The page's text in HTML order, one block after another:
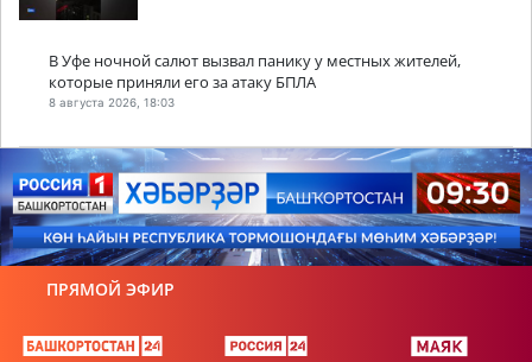
В Уфе ночной салют вызвал панику у местных жителей,
которые приняли его за атаку БПЛА
8 августа 2026, 18:03
ПРЯМОЙ ЭФИР